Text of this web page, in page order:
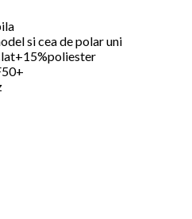
si cea de polar uni